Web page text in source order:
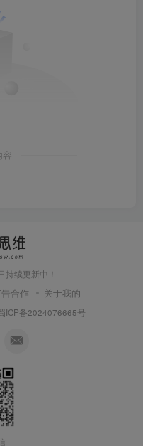
容
持续更新中！
告合作 关于我的
ICP备2024076665号